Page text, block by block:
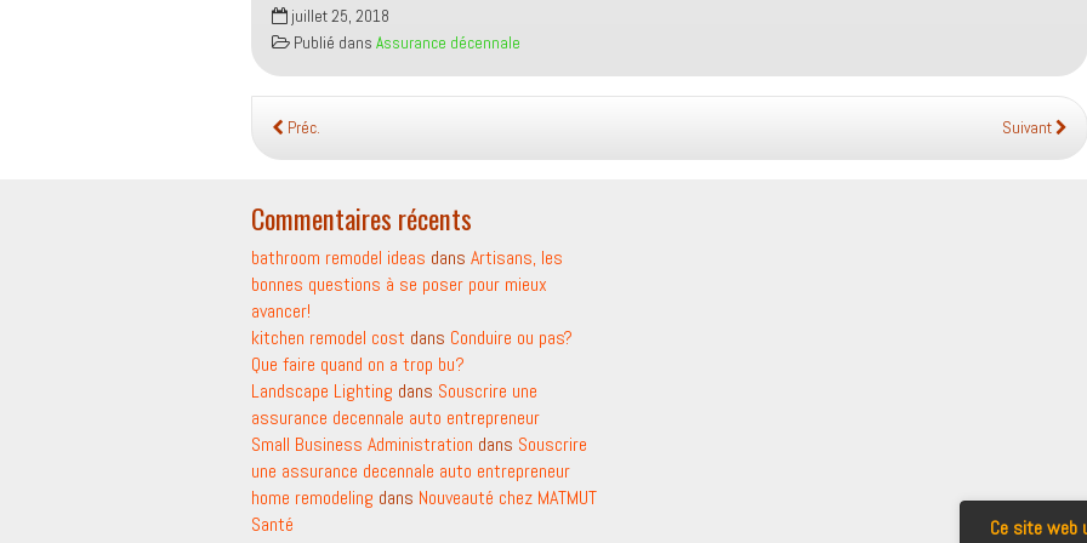
juillet 25, 2018
Publié dans Assurance décennale
Préc. Suivant
Commentaires récents
bathroom remodel ideas dans Artisans, les
bonnes questions à se poser pour mieux
avancer!
kitchen remodel cost dans Conduire ou pas?
Que faire quand on a trop bu?
Landscape Lighting dans Souscrire une
assurance decennale auto entrepreneur
Small Business Administration dans Souscrire
une assurance decennale auto entrepreneur
home remodeling dans Nouveauté chez MATMUT
Santé
Ce site web